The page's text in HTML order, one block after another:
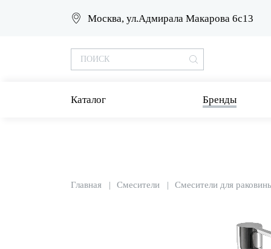
Москва, ул.Адмирала Макарова 6с13
Каталог Бренды
Главная Смесители Смесители для